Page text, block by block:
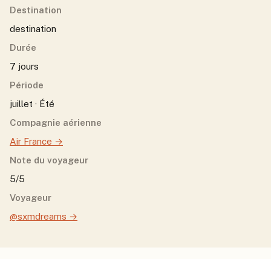
Destination
destination
Durée
7 jours
Période
juillet · Été
Compagnie aérienne
Air France →
Note du voyageur
5/5
Voyageur
@sxmdreams →